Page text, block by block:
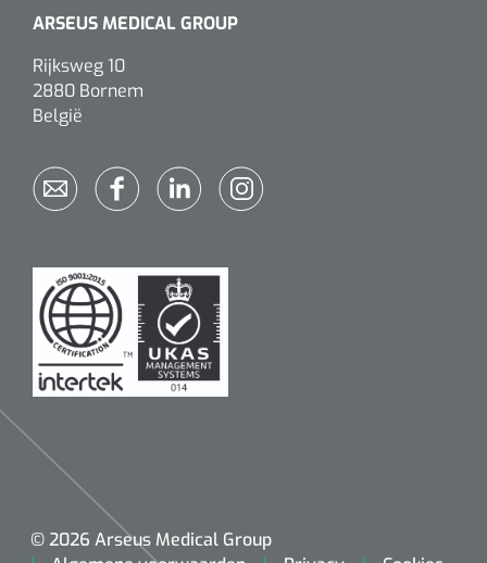
ARSEUS MEDICAL GROUP
Rijksweg 10
2880 Bornem
België
© 2026 Arseus Medical Group